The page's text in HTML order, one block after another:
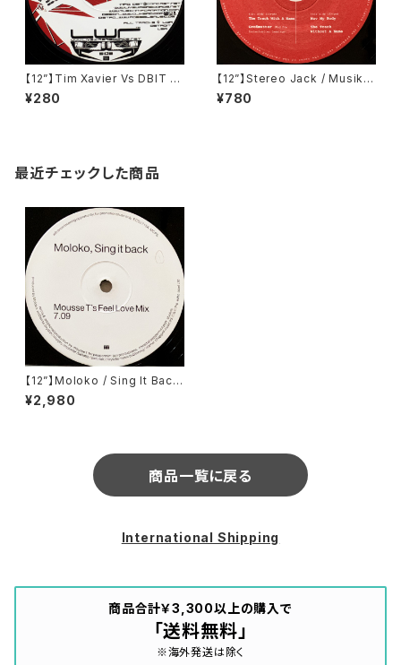
【12”】Tim Xavier Vs DBIT /
Detroit Business (Live Wir
e Records) (LWR005)
¥280
【12”】Stereo Jack / Musik A
us Dem Nebenraum E.P. (R
aw Elements) (Raw 611)
¥780
最近チェックした商品
【12”】Moloko / Sing It Back
(Echo) (ECDJ715)
¥2,980
商品一覧に戻る
International Shipping
商品合計￥3,300以上の購入で
「送料無料」
※海外発送は除く